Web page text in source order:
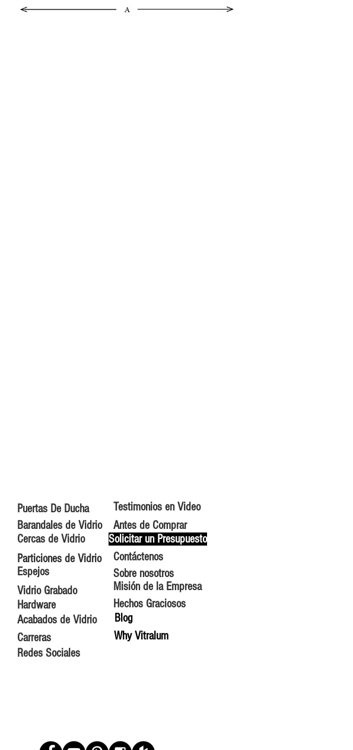
Puertas De Ducha
Barandales de Vidrio
Cercas de Vidrio
Particiones de Vidrio
Espejos
Vidrio Grabado
Hardware
Acabados de Vidrio
Carreras
Testimonios en Video
Antes de Comprar
Solicitar un Presupuesto
Contáctenos
Sobre nosotros
Misión de la Empresa
Hechos Graciosos
Blog
Why Vitralum
Redes Sociales